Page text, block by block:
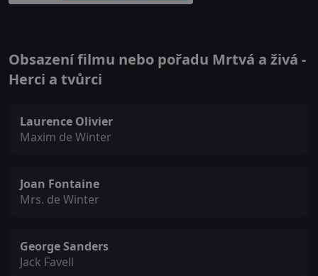
Obsazení filmu nebo pořadu Mrtvá a živá -
Herci a tvůrci
Laurence Olivier
Maxim de Winter
Joan Fontaine
Mrs. de Winter
George Sanders
Jack Favell